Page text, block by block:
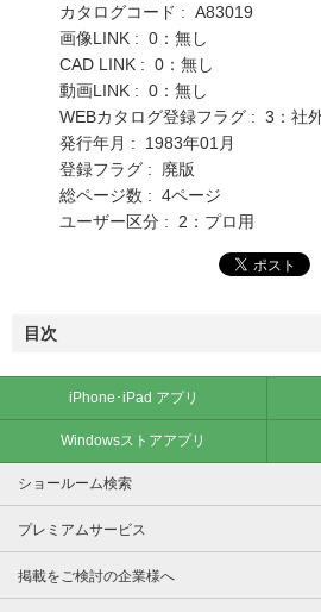
カタログコード : A83019
画像LINK : 0：無し
CAD LINK : 0：無し
動画LINK : 0：無し
WEBカタログ登録フラグ : 3：社
発行年月 : 1983年01月
登録フラグ : 廃版
総ページ数 : 4ページ
ユーザー区分 : 2：プロ用
目次
iPhone･iPad アプリ
Windowsストアアプリ
ショールーム検索
プレミアムサービス
掲載をご検討の企業様へ